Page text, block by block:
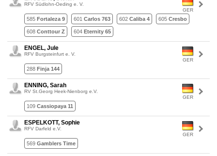
GER
RFV Südlohn-Oeding e. V.
585 Fortaleza 9 601 Carlos 763 602 Caliba 4 605 Cresbo
608 Conttour Z 604 Eternity 65
GER
ENGEL, Jule
RFV Burgsteinfurt e. V.
288 Finja 144
GER
ENNING, Sarah
RV St.Georg Heek-Nienborg e.V.
109 Cassiopaya 11
GER
ESPELKOTT, Sophie
RFV Darfeld e.V.
569 Gamblers Time